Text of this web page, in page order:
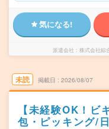
気になる!
派遣会社 株式会社綜
未読 掲載日 2026/08/07
【未経験OK！ビ
包・ピッキング/